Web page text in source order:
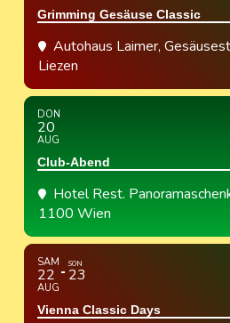
Grimming Gesäuse Classic
Autohaus Laimer,
Liezen
DON
20
AUG
Club-Abend
Hotel Rest.
1100 Wien
SAM
22
AUG
SON
23
Vienna Classic Days